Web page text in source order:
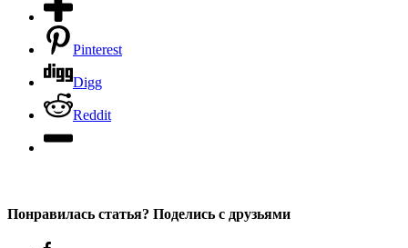
Pinterest
Digg
Reddit
Понравилась статья? Поделись с друзьями